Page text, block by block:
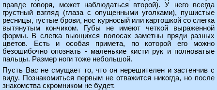
правде говоря, может наблюдаться второй). У него всегда
грустный взгляд (глаза с опущенными уголками), пушистые
ресницы, густые брови, нос курносый или картошкой со слегка
вытянутым кончиком. Губы не имеют четкой выраженной
формы. В слегка вьющихся волосах заметны пряди разных
цветов. Есть и особая примета, по которой его можно
безошибочно опознать - маленькие кисти рук и полноватые
пальцы. Размер ноги тоже небольшой.
Пусть Вас не смущает то, что он нерешителен и застенчив с
виду. Познакомиться первым не отважится никогда, но после
знакомства скромником не будет.